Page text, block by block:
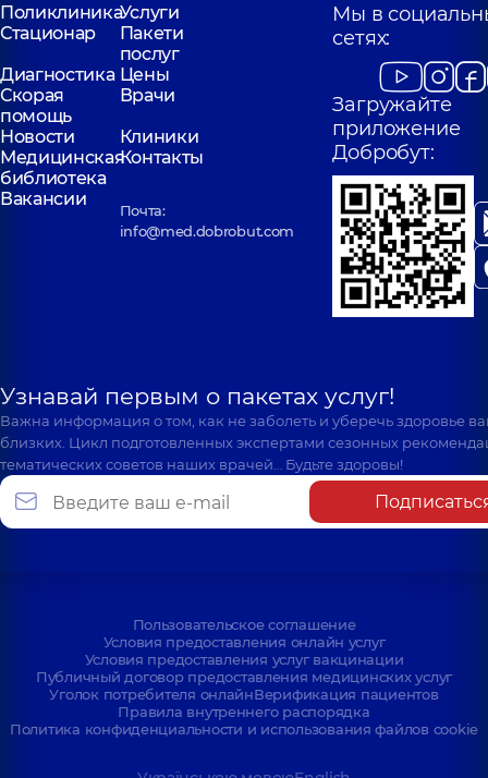
ПоликлиникаУслуги
Стационар
Пакети
послуг
Диагностика Цены
Скорая
помощь
Врачи
Новости
Клиники
Медицинская
библиотека
Контакты
Вакансии
Почта:
info@med.dobrobut.com
Мы в
сетях:
Загружайте
приложение
Добробут:
Узнавай первым о пакетах услуг!
Важна информация о том, как не заболеть и уберечь здоровье
близких. Цикл подготовленных экспертами сезонных
тематических советов наших врачей… Будьте здоровы!
Пользовательское соглашение
Условия предоставления онлайн услуг
Условия предоставления услуг вакцинации
Публичный договор предоставления медицинских услуг
Уголок потребителя онлайнВерификация пациентов
Правила внутреннего распорядка
Политика конфиденциальности и использования файлов cookie